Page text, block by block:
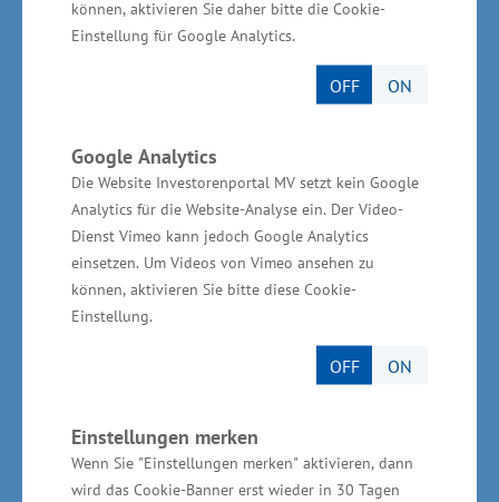
können, aktivieren Sie daher bitte die Cookie-
Einstellung für Google Analytics.
OFF ON
Google Analytics
Die Website Investorenportal MV setzt kein Google
Analytics für die Website-Analyse ein. Der Video-
Dienst Vimeo kann jedoch Google Analytics
einsetzen. Um Videos von Vimeo ansehen zu
können, aktivieren Sie bitte diese Cookie-
Einstellung.
OFF ON
Einstellungen merken
Wenn Sie "Einstellungen merken" aktivieren, dann
wird das Cookie-Banner erst wieder in 30 Tagen
Branche noch stärker nutzen. Umso wichtiger
ist es, dass heimische Unternehmen vor Ort mit
ihrem Potential, ihrem Know-how und ihren
verbessert auch die eigene
Wettbewerbsposition, sichert und schafft
Arbeitsplätze bei uns im Land“, betonte
Wirtschaftsminister Glawe. Das Land unterstützt
die Teilnahme von Akteuren an den beiden
weltweit bedeutendsten Medizin-Fachmessen -
MEDICA in Düsseldorf und Arab Health in Dubai
(Vereinigte Arabische Emirate) - durch eine
und Koordinierungsleistungen der BioCon
Valley® GmbH. „Beide Messen sind für die